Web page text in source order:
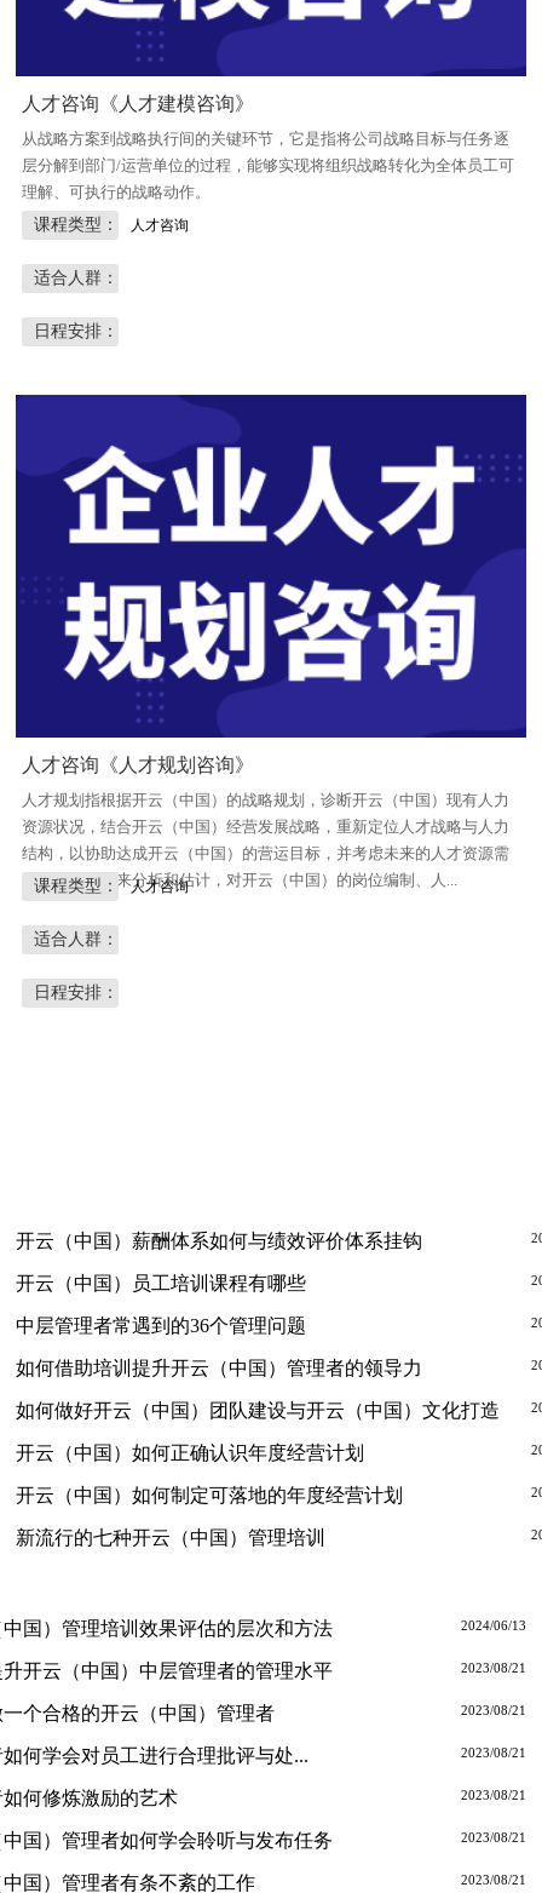
人才咨询《人才建模咨询》
从战略方案到战略执行间的关键环节，它是指将公司战略目标与任务逐
层分解到部门/运营单位的过程，能够实现将组织战略转化为全体员工可
理解、可执行的战略动作。
课程类型：
人才咨询
适合人群：
日程安排：
人才咨询《人才规划咨询》
人才规划指根据开云（中国）的战略规划，诊断开云（中国）现有人力
资源状况，结合开云（中国）经营发展战略，重新定位人才战略与人力
结构，以协助达成开云（中国）的营运目标，并考虑未来的人才资源需
求和供给状况来分析和估计，对开云（中国）的岗位编制、人...
课程类型： 人才咨询
适合人群：
日程安排：
开云（中国）薪酬体系如何与绩效评价体系挂钩
开云（中国）员工培训课程有哪些
中层管理者常遇到的36个管理问题
如何借助培训提升开云（中国）管理者的领导力
如何做好开云（中国）团队建设与开云（中国）文化打造
开云（中国）如何正确认识年度经营计划
开云（中国）如何制定可落地的年度经营计划
新流行的七种开云（中国）管理培训
国）管理培训效果评估的层次和方法 2024/06/13
开云（中国）中层管理者的管理水平 2023/08/21
个合格的开云（中国）管理者 2023/08/21
何学会对员工进行合理批评与处... 2023/08/21
何修炼激励的艺术 2023/08/21
国）管理者如何学会聆听与发布任务 2023/08/21
国）管理者有条不紊的工作 2023/08/21